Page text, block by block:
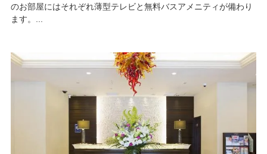
のお部屋にはそれぞれ薄型テレビと無料バスアメニティが備わり
ます。...